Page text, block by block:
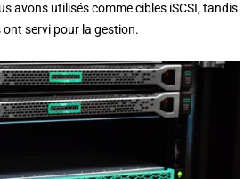
avons utilisés comme cibles iSCSI, tandis
servi pour la gestion.